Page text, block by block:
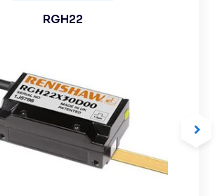
RGH22